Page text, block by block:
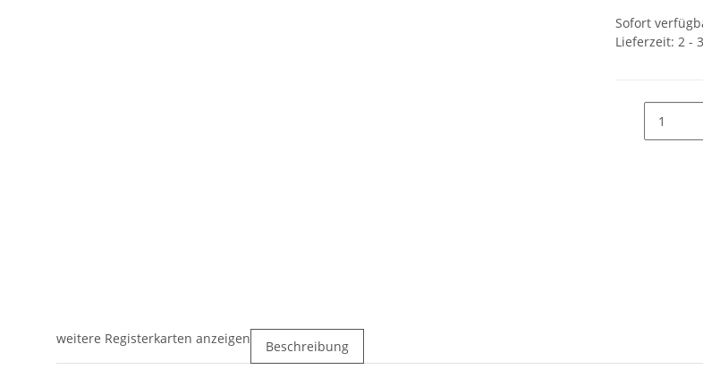
Sofort
Lieferzeit: 2 -
weitere Registerkarten anzeigen Beschreibung